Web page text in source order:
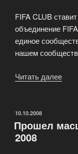
FIFA CLUB
объединение
единое
нашем
Читать далее
ОПУБЛИКОВАНО
10.10.2008
Прошел
2008